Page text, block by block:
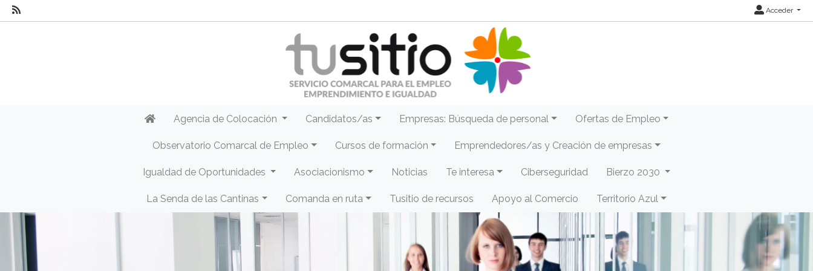
Acceder
Agencia de Colocación Candidatos/as Empresas: Búsqueda de personal Ofertas de Empleo
Observatorio Comarcal de Empleo Cursos de formación Emprendedores/as y Creación de empresas
Igualdad de Oportunidades Asociacionismo Noticias Te interesa Ciberseguridad Bierzo 2030
La Senda de las Cantinas Comanda en ruta Tusitio de recursos Apoyo al Comercio Territorio Azul